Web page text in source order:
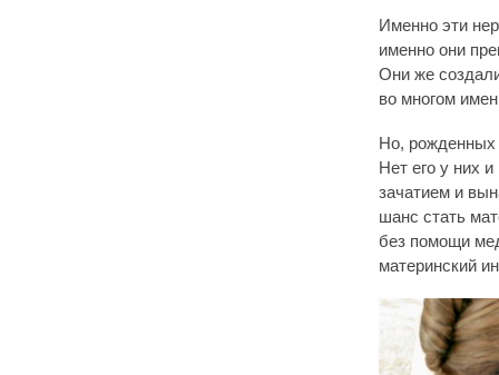
Именно эти
именно они
Они же
во многом
Но, рожденных
Нет его у них
зачатием и
шанс стать
без помощи
материнский